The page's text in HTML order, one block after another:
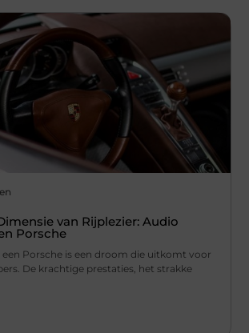
van Rijplezier: Audio
Porsche
Porsche is een droom die uitkomt voor
De krachtige prestaties, het strakke